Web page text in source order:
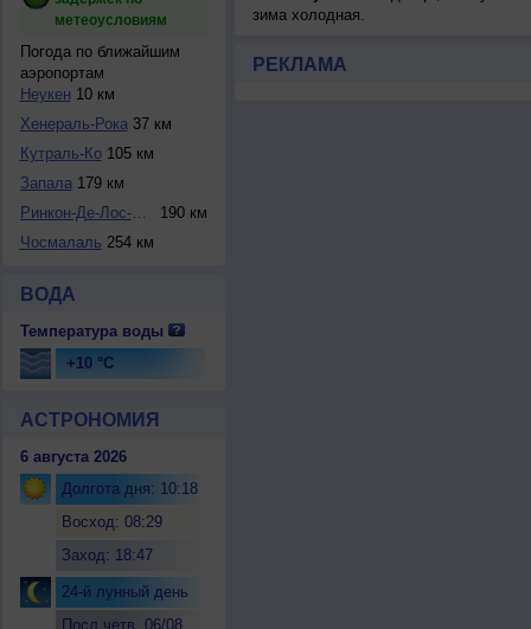
метеоусловиям
Погода по ближайшим
аэропортам
Неукен 10 км
Хенераль-Рока37 км
Кутраль-Ко105 км
Запала179 км
Ринкон-Де-Лос-Сау...
190 км
Чосмалаль 254 км
ВОДА
Температура воды
+10 °C
АСТРОНОМИЯ
6 августа 2026
Долгота дня: 10:18
Восход: 08:29
Заход: 18:47
24-й лунный день
Посл.четв. 06/08
зима холодная.
РЕКЛАМА